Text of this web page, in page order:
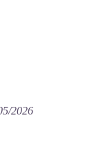
2026